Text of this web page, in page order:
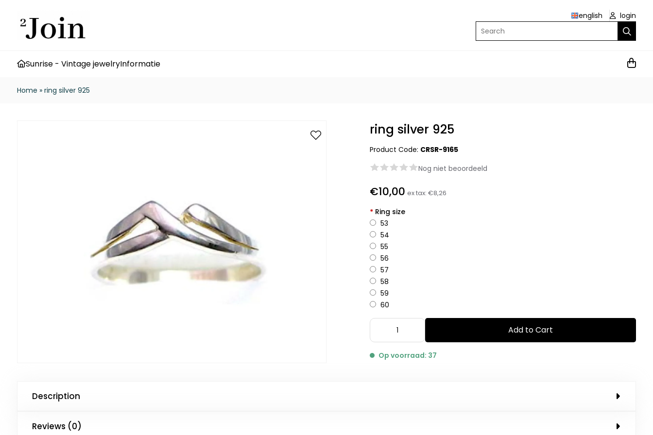
english
login
Search
Sunrise - Vintage jewelryInformatie
Home » ring silver 925
ring silver 925
Product Code: CRSR-9165
Nog niet beoordeeld
€10,00 ex tax:€8,26
* Ring size
53
54
55
56
57
58
59
60
Add to Cart
Op voorraad: 37
Description
Reviews (0)